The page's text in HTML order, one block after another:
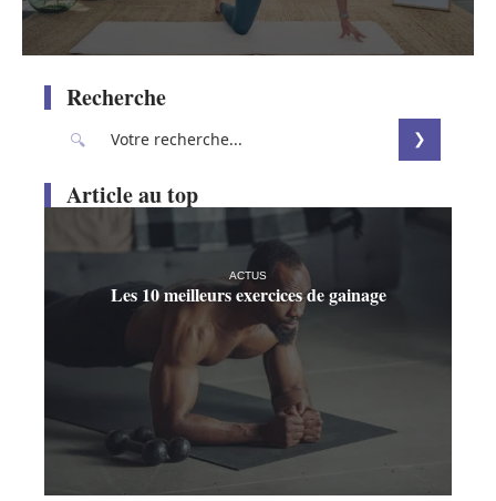
Recherche
Article au top
ACTUS
Les 10 meilleurs exercices de gainage